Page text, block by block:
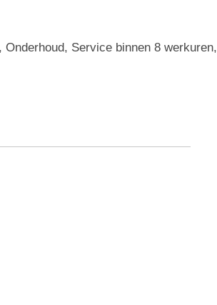
Service binnen 8 werkuren,